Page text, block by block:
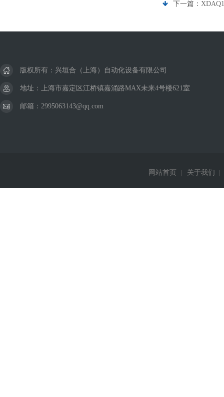
下一篇：
版权所有：兴垣合（上海）自动化设备有限公司
地址：上海市嘉定区江桥镇嘉涌路MAX未来4号楼621室
邮箱：2995063143@qq.com
网站首页 关于我们